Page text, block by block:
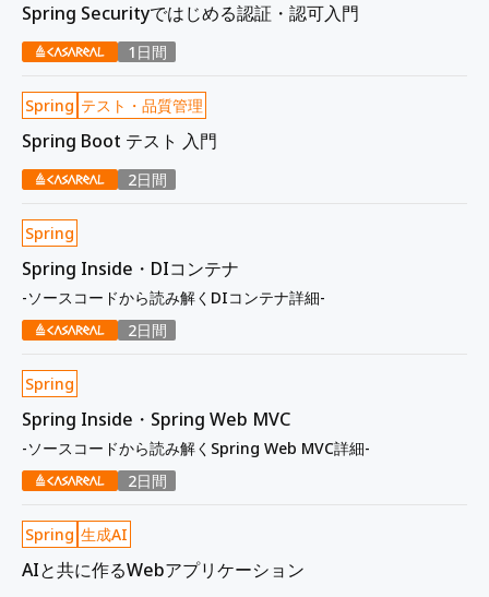
Spring Securityではじめる認証・認可入門
1日間
Spring テスト・品質管理
Spring Boot テスト 入門
2日間
Spring
Spring Inside・DIコンテナ
-ソースコードから読み解くDIコンテナ詳細-
2日間
Spring
Spring Inside・Spring Web MVC
-ソースコードから読み解くSpring Web MVC詳細-
2日間
Spring 生成AI
AIと共に作るWebアプリケーション